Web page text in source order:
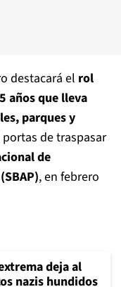
destacará el rol
años que lleva
parques y
portas de traspasar
de
, en febrero
deja al
nazis hundidos